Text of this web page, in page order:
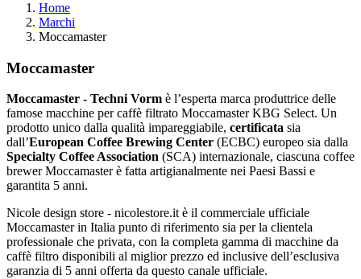
Home
Marchi
Moccamaster
Moccamaster
Moccamaster - Techni Vorm è l’esperta marca produttrice delle
famose macchine per caffè filtrato Moccamaster KBG Select. Un
prodotto unico dalla qualità impareggiabile, certificata sia
dall’European Coffee Brewing Center (ECBC) europeo sia dalla
Specialty Coffee Association (SCA) internazionale, ciascuna coffee
brewer Moccamaster è fatta artigianalmente nei Paesi Bassi e
garantita 5 anni.
Nicole design store - nicolestore.it è il commerciale ufficiale
Moccamaster in Italia punto di riferimento sia per la clientela
professionale che privata, con la completa gamma di macchine da
caffè filtro disponibili al miglior prezzo ed inclusive dell’esclusiva
garanzia di 5 anni offerta da questo canale ufficiale.